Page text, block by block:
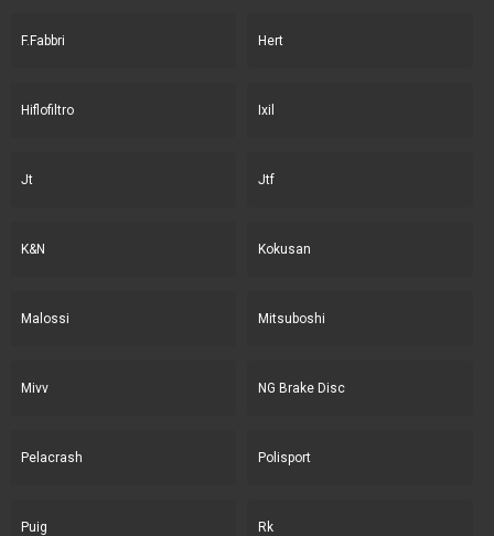
F.Fabbri Hert
Hiflofiltro Ixil
Jt Jtf
K&N Kokusan
Malossi Mitsuboshi
Mivv NG Brake Disc
Pelacrash Polisport
Puig Rk